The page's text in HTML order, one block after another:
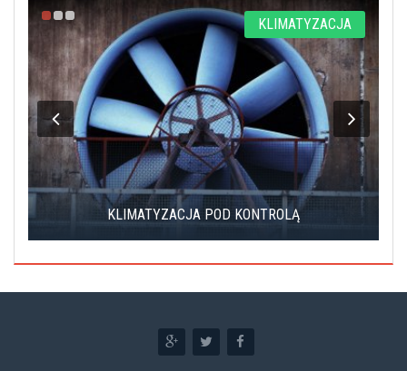
KLIMATYZACJA
KLIMATYZACJA POD KONTROLĄ ARANŻACJA